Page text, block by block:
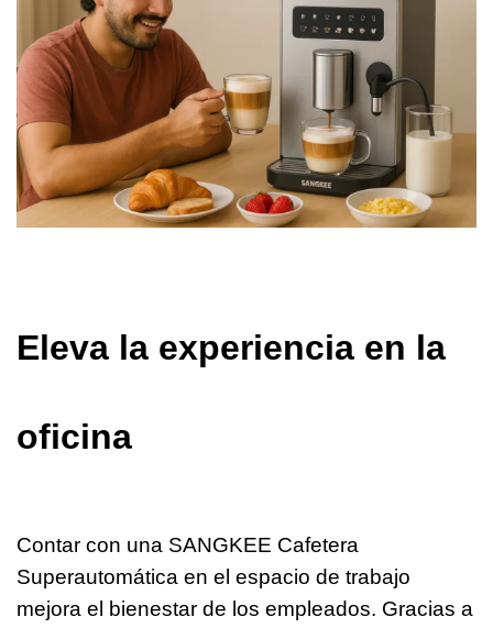
Eleva la experiencia en la
oficina
Contar con una SANGKEE Cafetera
Superautomática en el espacio de trabajo
mejora el bienestar de los empleados. Gracias a